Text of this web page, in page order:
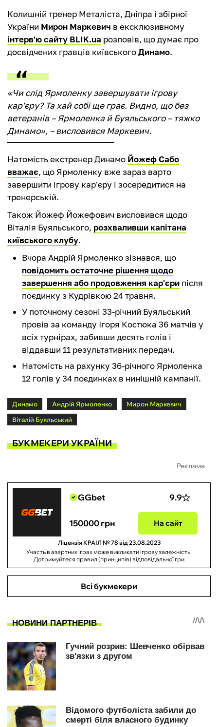
Колишній тренер Металіста, Дніпра і збірної
України Мирон Маркевич в ексклюзивному
інтерв'ю сайту BLIK.ua розповів, що думає про
досвідчених гравців київськогоДинамо.
«Чи слід Ярмоленку завершувати ігрову
кар'єру? Та хай собі ще грає. Видно, що без
ветеранів – Ярмоленка й Буяльського – тяжко
Динамо», – висловився Маркевич.
Натомість екстренер Динамо Йожеф Сабо
вважає, що Ярмоленку вже зараз варто
завершити ігрову кар'єру і зосередитися на
тренерській.
Також Йожеф Йожефович висловився щодо
Віталія Буяльського, розхваливши капітана
київського клубу.
Вчора Андрій Ярмоленко зізнався, що
повідомить остаточне рішення щодо
завершення або продовження кар'єри після
поєдинку з Кудрівкою 24 травня.
У поточному сезоні 33-річний Буяльський
провів за команду Ігоря Костюка 36 матчів у
всіх турнірах, забивши десять голів і
віддавши 11 результативних передач.
Натомість на рахунку 36-річного Ярмоленка
12 голів у 34 поєдинках в нинішній кампанії.
Динамо Андрій Ярмоленко
Мирон Маркевич
Віталій Буяльський
БУКМЕКЕРИ УКРАЇНИ
Реклама
GGbet 9.9
150000 грн На сайт
Ліцензія КРАІЛ № 78 від 23.08.2023
Участь в азартних іграх може викликати ігрову залежність.
Дотримуйтеся правил (принципів) відповідальної гри
Всі букмекери